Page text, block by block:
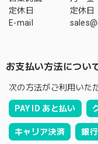
定休日
定休日
E-mail
お支払い方法につい
次の方法がご利用いた
PAY ID あと払い
キャリア決済 銀